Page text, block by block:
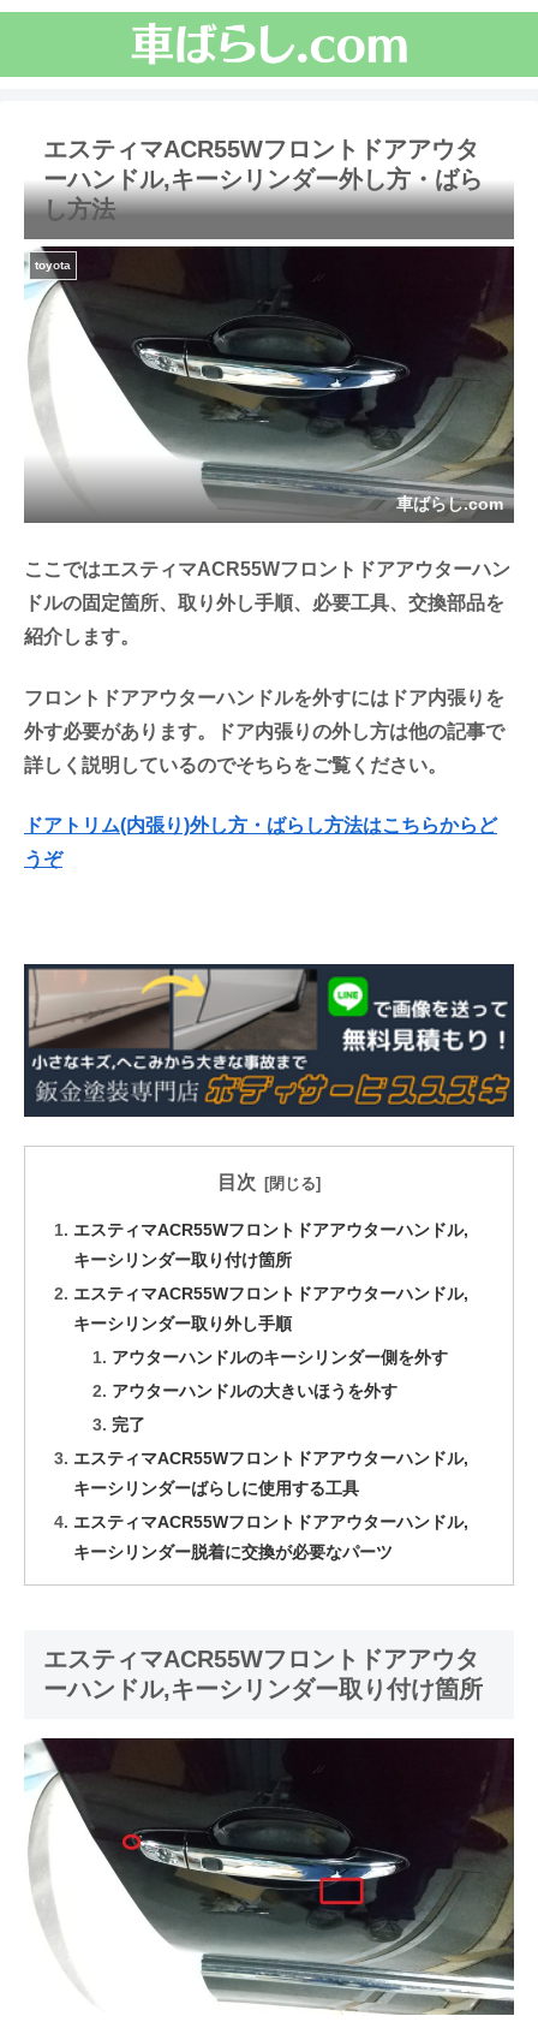
エスティマACR55Wフロントドアアウタ
ーハンドル,キーシリンダー外し方・ばら
し方法
toyota
車ばらし.com
ここではエスティマACR55Wフロントドアアウターハン
ドルの固定箇所、取り外し手順、必要工具、交換部品を
紹介します。
フロントドアアウターハンドルを外すにはドア内張りを
外す必要があります。ドア内張りの外し方は他の記事で
詳しく説明しているのでそちらをご覧ください。
ドアトリム(内張り)外し方・ばらし方法はこちらからど
うぞ
目次
エスティマACR55Wフロントドアアウターハンドル,
キーシリンダー取り付け箇所
エスティマACR55Wフロントドアアウターハンドル,
キーシリンダー取り外し手順
アウターハンドルのキーシリンダー側を外す
アウターハンドルの大きいほうを外す
完了
エスティマACR55Wフロントドアアウターハンドル,
キーシリンダーばらしに使用する工具
エスティマACR55Wフロントドアアウターハンドル,
キーシリンダー脱着に交換が必要なパーツ
エスティマACR55Wフロントドアアウタ
ーハンドル,キーシリンダー取り付け箇所